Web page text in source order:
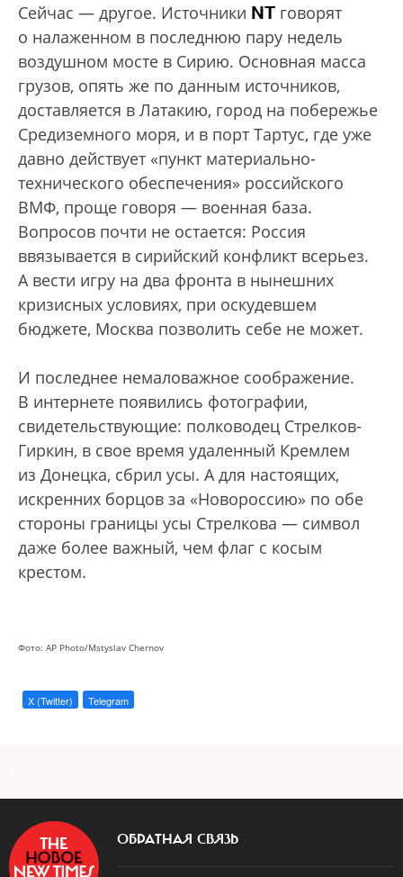
Сейчас — другое. Источники NT говорят
о налаженном в последнюю пару недель
воздушном мосте в Сирию. Основная масса
грузов, опять же по данным источников,
доставляется в Латакию, город на побережье
Средиземного моря, и в порт Тартус, где уже
давно действует «пункт материально-
технического обеспечения» российского
ВМФ, проще говоря — военная база.
Вопросов почти не остается: Россия
ввязывается в сирийский конфликт всерьез.
А вести игру на два фронта в нынешних
кризисных условиях, при оскудевшем
бюджете, Москва позволить себе не может.
И последнее немаловажное соображение.
В интернете появились фотографии,
свидетельствующие: полководец Стрелков-
Гиркин, в свое время удаленный Кремлем
из Донецка, сбрил усы. А для настоящих,
искренних борцов за «Новороссию» по обе
стороны границы усы Стрелкова — символ
даже более важный, чем флаг с косым
крестом.
Фото: AP Photo/Mstyslav Chernov
X (Twitter) Telegram
ОБРАТНАЯ СВЯЗЬ